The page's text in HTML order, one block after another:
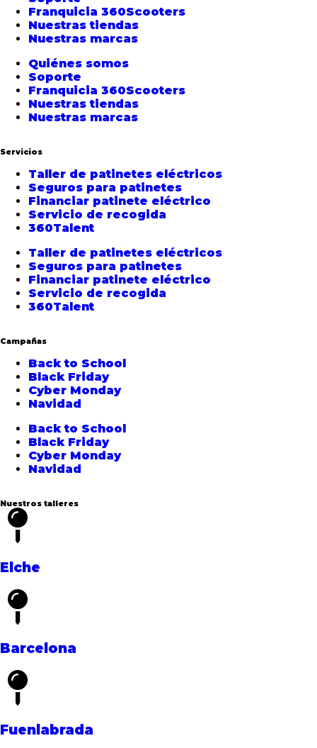
Franquicia 360Scooters
Nuestras tiendas
Nuestras marcas
Quiénes somos
Soporte
Franquicia 360Scooters
Nuestras tiendas
Nuestras marcas
Servicios
Taller de patinetes eléctricos
Seguros para patinetes
Financiar patinete eléctrico
Servicio de recogida
360Talent
Taller de patinetes eléctricos
Seguros para patinetes
Financiar patinete eléctrico
Servicio de recogida
360Talent
Campañas
Back to School
Black Friday
Cyber Monday
Navidad
Back to School
Black Friday
Cyber Monday
Navidad
Nuestros talleres
Elche
Barcelona
Fuenlabrada